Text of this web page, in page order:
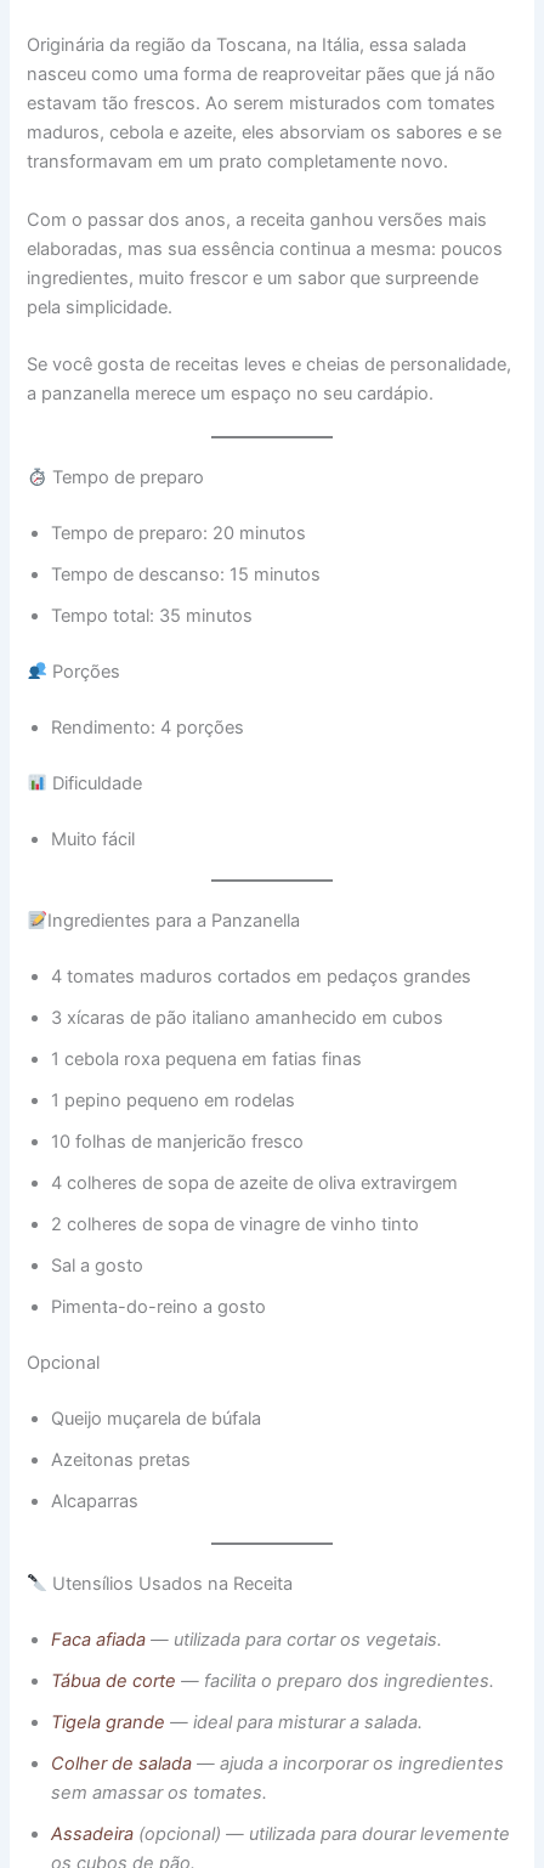
Originária da região da Toscana, na Itália, essa salada
nasceu como uma forma de reaproveitar pães que já não
estavam tão frescos. Ao serem misturados com tomates
maduros, cebola e azeite, eles absorviam os sabores e se
transformavam em um prato completamente novo.
Com o passar dos anos, a receita ganhou versões mais
elaboradas, mas sua essência continua a mesma: poucos
ingredientes, muito frescor e um sabor que surpreende
pela simplicidade.
Se você gosta de receitas leves e cheias de personalidade,
a panzanella merece um espaço no seu cardápio.
Tempo de preparo
Tempo de preparo: 20 minutos
Tempo de descanso: 15 minutos
Tempo total: 35 minutos
Porções
Rendimento: 4 porções
Dificuldade
Muito fácil
Ingredientes para a Panzanella
4 tomates maduros cortados em pedaços grandes
3 xícaras de pão italiano amanhecido em cubos
1 cebola roxa pequena em fatias finas
1 pepino pequeno em rodelas
10 folhas de manjericão fresco
4 colheres de sopa de azeite de oliva extravirgem
2 colheres de sopa de vinagre de vinho tinto
Sal a gosto
Pimenta-do-reino a gosto
Opcional
Queijo muçarela de búfala
Azeitonas pretas
Alcaparras
Utensílios Usados na Receita
Faca afiada — utilizada para cortar os vegetais.
Tábua de corte — facilita o preparo dos ingredientes.
Tigela grande — ideal para misturar a salada.
Colher de salada — ajuda a incorporar os ingredientes
sem amassar os tomates.
Assadeira (opcional) — utilizada para dourar levemente
os cubos de pão.